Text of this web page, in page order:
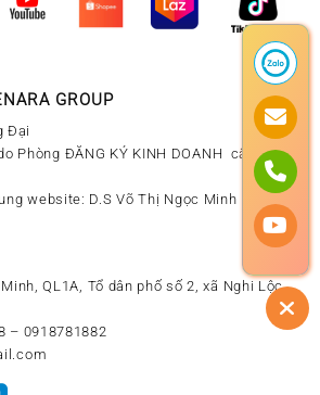
GROUP
Đại
Phòng ĐĂNG KÝ KINH DOANH cấp ngày
website: D.S Võ Thị Ngọc Minh
QL1A, Tổ dân phố số 2, xã Nghi Lộc,
– 0918781882